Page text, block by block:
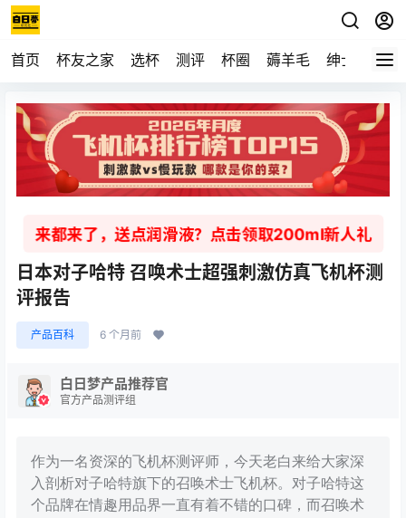
首页 杯友之家 选杯 测评 杯圈 薅羊毛 绅士 视频
来都来了，送点润滑液？点击领取200ml新人礼
日本对子哈特 召唤术士超强刺激仿真飞机杯测
评报告
产品百科 6 个月前
白日梦产品推荐官
官方产品测评组
作为一名资深的飞机杯测评师，今天老白来给大家深
入剖析对子哈特旗下的召唤术士飞机杯。对子哈特这
个品牌在情趣用品界一直有着不错的口碑，而召唤术